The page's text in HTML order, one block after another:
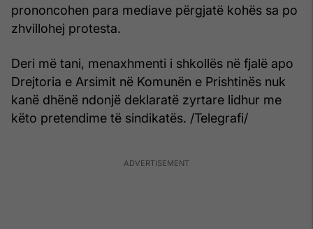
prononcohen para mediave përgjatë kohës sa po
zhvillohej protesta.
Deri më tani, menaxhmenti i shkollës në fjalë apo
Drejtoria e Arsimit në Komunën e Prishtinës nuk
kanë dhënë ndonjë deklaratë zyrtare lidhur me
këto pretendime të sindikatës. /Telegrafi/